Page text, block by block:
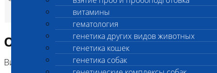
витамины
гематология
генетика других видов животных
генетика кошек
генетика собак
животных и птиц до
3-х кг с утилизацией
Описание исследования
Виды животных, принимаемых на вскрытие: